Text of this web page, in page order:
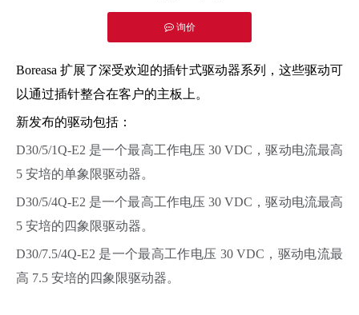
询价
Boreasa 扩展了深受欢迎的插针式驱动器系列，这些驱动可
以通过插针整合在客户的主板上。
新发布的驱动包括：
D30/5/1Q-E2 是一个最高工作电压 30 VDC，驱动电流最高
5 安培的单象限驱动器。
D30/5/4Q-E2 是一个最高工作电压 30 VDC，驱动电流最高
5 安培的四象限驱动器。
D30/7.5/4Q-E2 是一个最高工作电压 30 VDC，驱动电流最
高 7.5 安培的四象限驱动器。